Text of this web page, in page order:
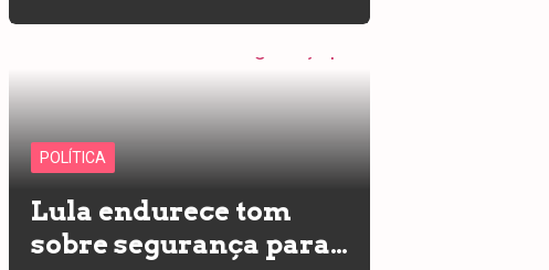
POLÍTICA
Lula endurece tom
sobre segurança para…